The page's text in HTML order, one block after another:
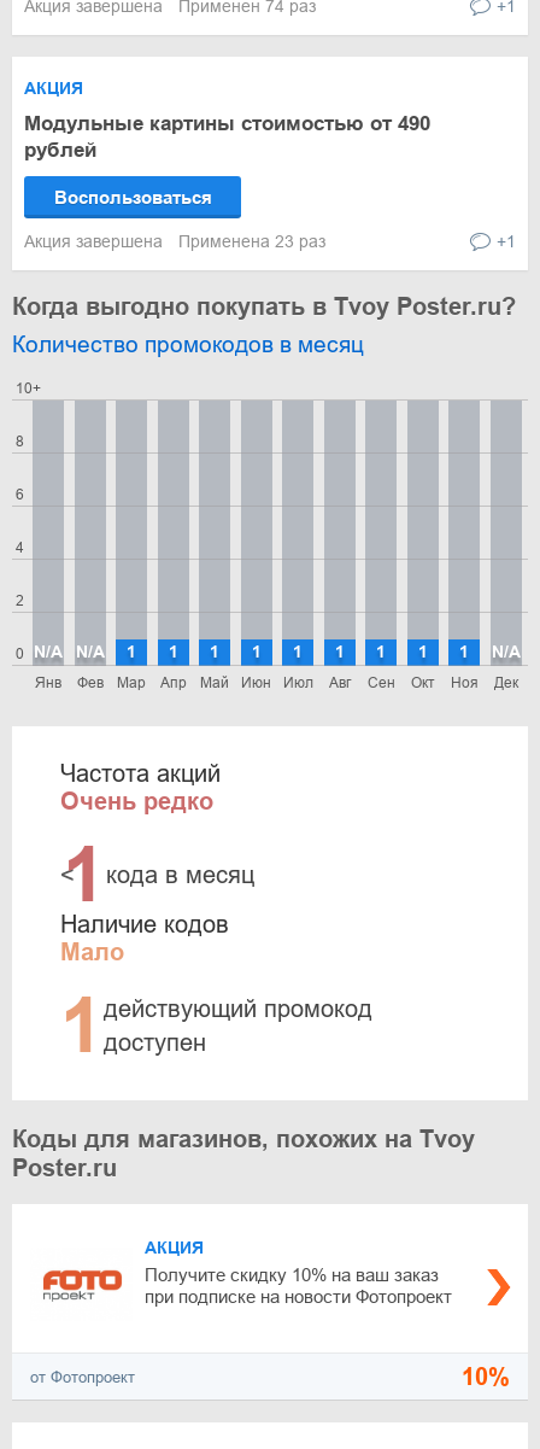
Акция завершена Применен 74 раз +1
АКЦИЯ
Модульные картины стоимостью от 490
рублей
Воспользоваться
Акция завершена Применена 23 раз +1
Когда выгодно покупать в Tvoy Poster.ru?
Количество промокодов в месяц
0
2
4
6
8
10+
Янв
N/A
Фев
N/A
Мар
1
Апр
1
Май
1
Июн
1
Июл
1
Авг
1
Сен
1
Окт
1
Ноя
1
Дек
N/A
Частота акций
Очень редко
<
1 кода в месяц
Наличие кодов
Мало
1 действующий промокод
доступен
Коды для магазинов, похожих на Tvoy
Poster.ru
АКЦИЯ
Получите скидку 10% на ваш заказ
при подписке на новости Фотопроект
от Фотопроект 10%